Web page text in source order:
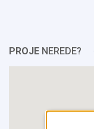
PROJE NEREDE?